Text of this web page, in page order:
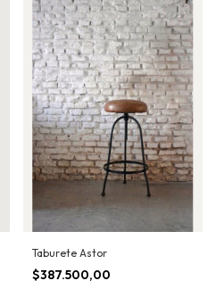
Taburete Astor
$387.500,00